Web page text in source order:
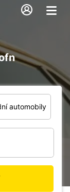
automobily